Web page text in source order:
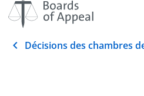
Décisions des chambres